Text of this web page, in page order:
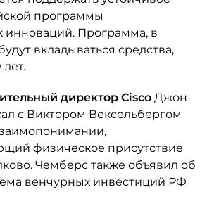
программы
инноваций. Программа, в
вкладываться средства,
лет.
директор Cisco Джон
с Виктором Вексельбергом
физическое присутствие
Чемберс также объявил об
венчурных инвестиций РФ